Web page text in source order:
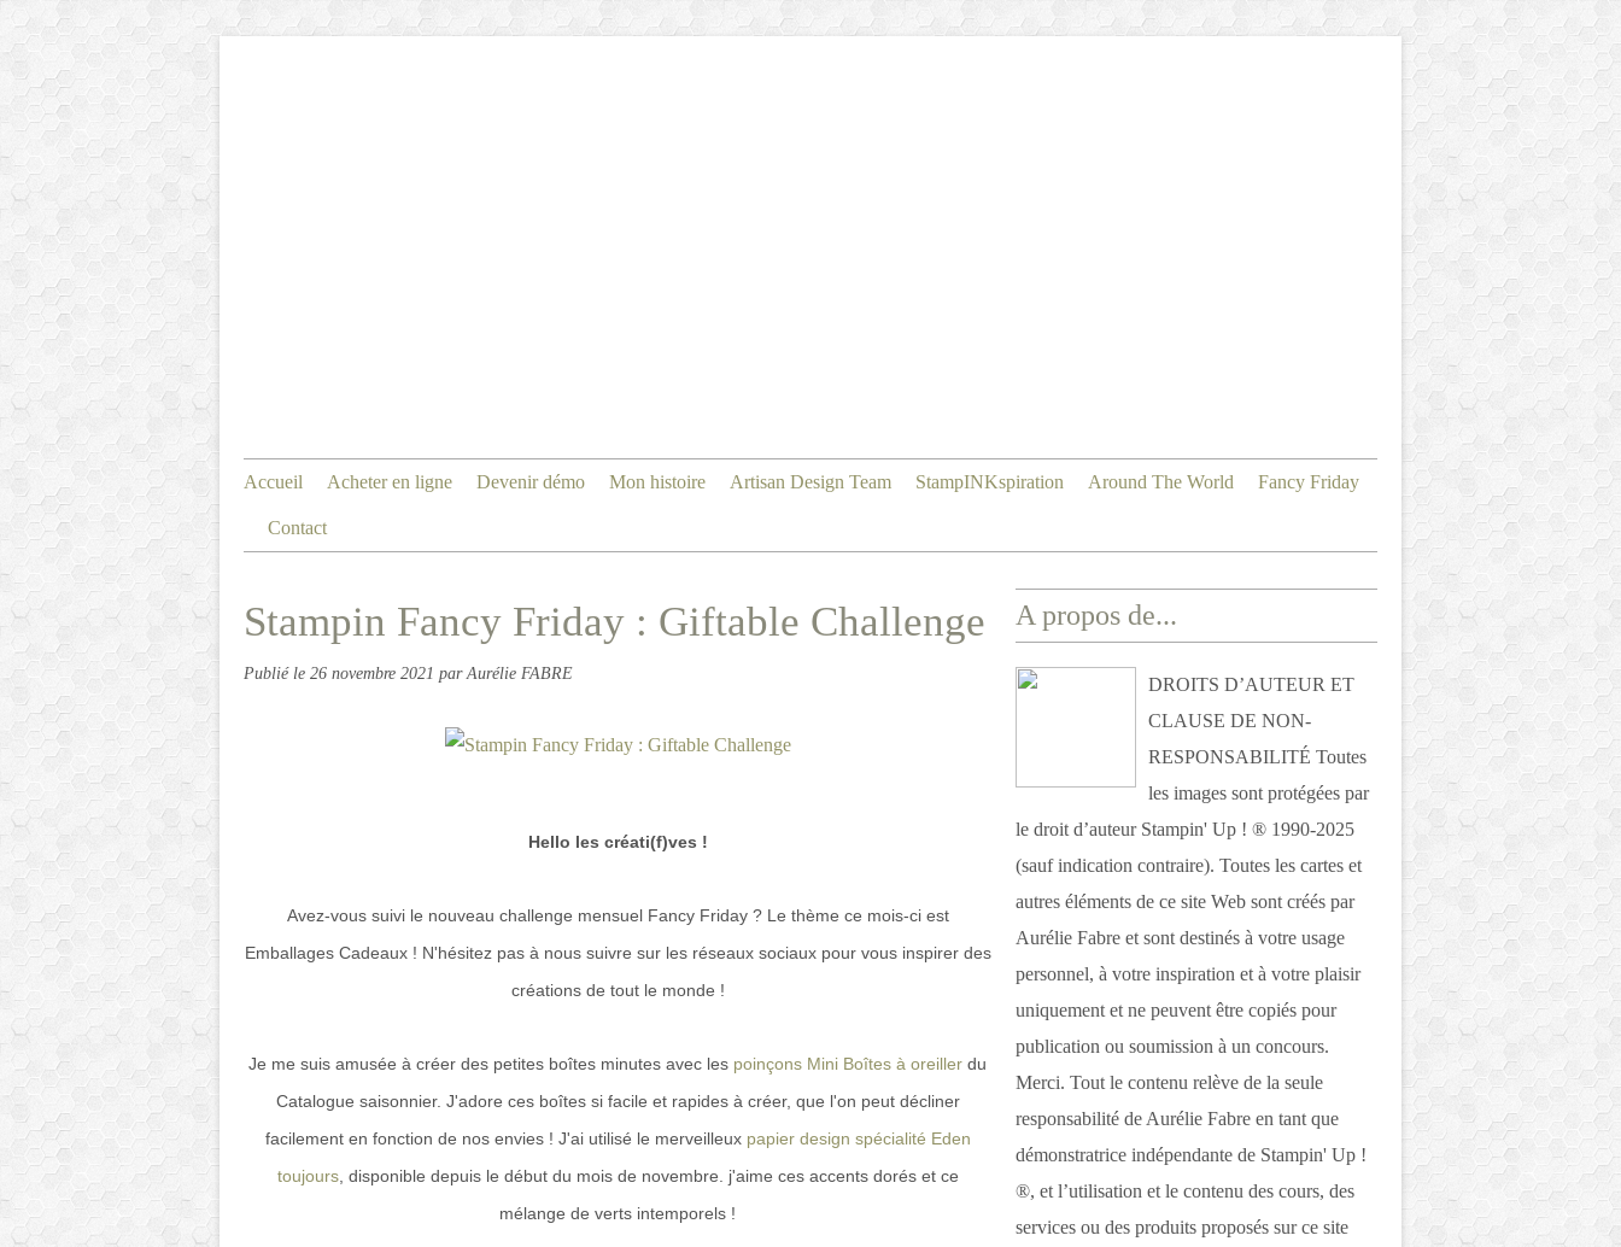
Accueil Acheter en ligne Devenir démo Mon histoire Artisan Design Team StampINKspiration Around The World Fancy Friday
Contact
Stampin Fancy Friday : Giftable Challenge
Publié le 26 novembre 2021 par Aurélie FABRE
Hello les créati(f)ves !
Avez-vous suivi le nouveau challenge mensuel Fancy Friday ? Le thème ce mois-ci est
Emballages Cadeaux ! N'hésitez pas à nous suivre sur les réseaux sociaux pour vous inspirer des
créations de tout le monde !
Je me suis amusée à créer des petites boîtes minutes avec les poinçons Mini Boîtes à oreiller du
Catalogue saisonnier. J'adore ces boîtes si facile et rapides à créer, que l'on peut décliner
facilement en fonction de nos envies ! J'ai utilisé le merveilleux papier design spécialité Eden
toujours, disponible depuis le début du mois de novembre. j'aime ces accents dorés et ce
mélange de verts intemporels !
A propos de...
DROITS D’AUTEUR ET
CLAUSE DE NON-
RESPONSABILITÉ Toutes
les images sont protégées par
le droit d’auteur Stampin' Up ! ® 1990-2025
(sauf indication contraire). Toutes les cartes et
autres éléments de ce site Web sont créés par
Aurélie Fabre et sont destinés à votre usage
personnel, à votre inspiration et à votre plaisir
uniquement et ne peuvent être copiés pour
publication ou soumission à un concours.
Merci. Tout le contenu relève de la seule
responsabilité de Aurélie Fabre en tant que
démonstratrice indépendante de Stampin' Up !
®, et l’utilisation et le contenu des cours, des
services ou des produits proposés sur ce site